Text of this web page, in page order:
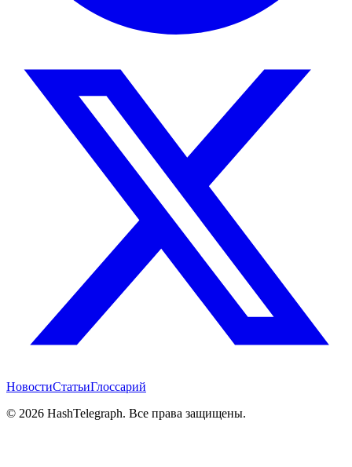
НовостиСтатьиГлоссарий
© 2026 HashTelegraph. Все права защищены.